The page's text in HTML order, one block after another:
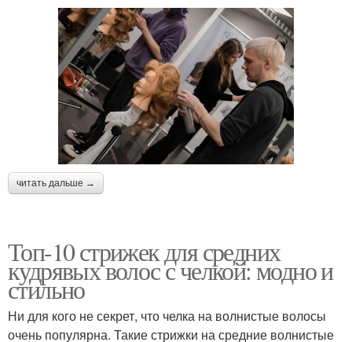
читать дальше →
Топ-10 стрижек для средних
кудрявых волос с челкой: модно и
стильно
Ни для кого не секрет, что челка на волнистые волосы
очень популярна. Такие стрижки на средние волнистые